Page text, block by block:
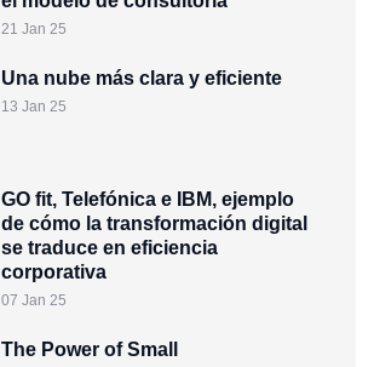
21 Jan 25
Una nube más clara y eficiente
13 Jan 25
GO fit, Telefónica e IBM, ejemplo
de cómo la transformación digital
se traduce en eficiencia
corporativa
07 Jan 25
The Power of Small